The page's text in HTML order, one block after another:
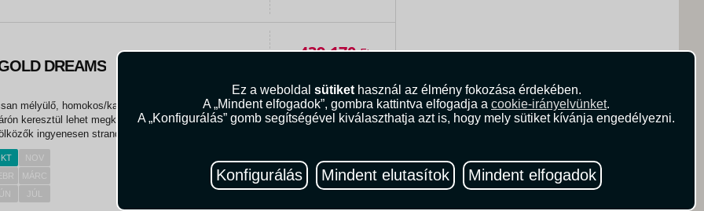
Ez a weboldal sütikethasznál az élmény fokozása érdekében.
A „Mindent elfogadok”, gombra kattintva elfogadja a cookie-irányelvünket.
A „Konfigurálás” gomb segítségével kiválaszthatja azt is, hogy mely sütiket kívánja engedélyezni.
Konfigurálás Mindent elutasítok Mindent elfogadok
DREAMS
mélyülő, homokos/kavicsos strand (csak egy kis út
keresztül lehet megközelíteni) napágyak,
ingyenesen strandbár 06 Sport és szórakozás
programok törökfürdő szauna fitneszterem darts
NOV
MÁRC
JÚL
439.170Ft